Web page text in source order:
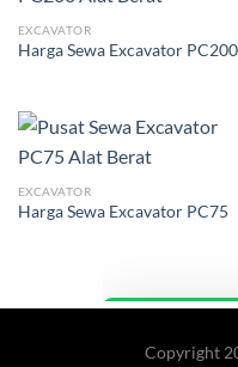
EXCAVATOR
Harga Sewa Excavator PC200
EXCAVATOR
Harga Sewa Excavator PC75
Copyright